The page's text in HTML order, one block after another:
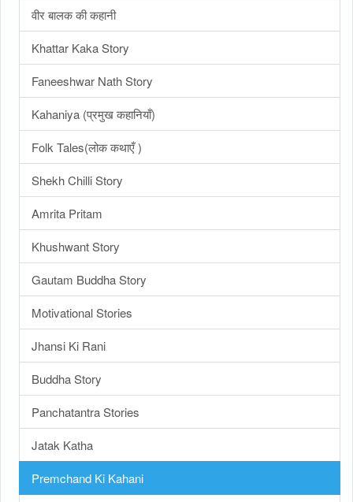
वीर बालक की कहानी
Khattar Kaka Story
Faneeshwar Nath Story
Kahaniya (प्रमुख कहानियाँ)
Folk Tales(लोक कथाएँ )
Shekh Chilli Story
Amrita Pritam
Khushwant Story
Gautam Buddha Story
Motivational Stories
Jhansi Ki Rani
Buddha Story
Panchatantra Stories
Jatak Katha
Premchand Ki Kahani